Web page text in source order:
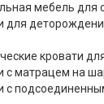
мебель для
для
кровати
с матрацем на
с